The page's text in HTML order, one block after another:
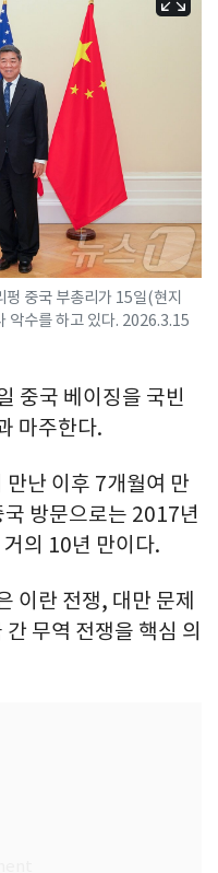
중국 부총리가 15일(현지
악수를 하고 있다. 2026.3.15
중국 베이징을 국빈
마주한다.
난 이후 7개월여 만
방문으로는 2017년
의 10년 만이다.
이란 전쟁, 대만 문제
무역 전쟁을 핵심 의